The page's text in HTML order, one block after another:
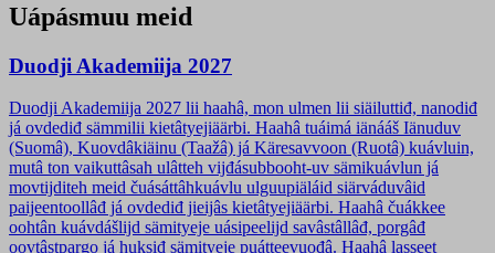
Uápásmuu meid
Duodji Akademiija 2027
Duodji Akademiija 2027 lii haahâ, mon ulmen lii siäiluttiđ, nanodiđ
já ovdediđ sämmilii kietâtyejiäärbi. Haahâ tuáimá iänááš Iänuduv
(Suomâ), Kuovdâkiäinu (Taažâ) já Käresavvoon (Ruotâ) kuávluin,
mutâ ton vaikuttâsah ulâtteh vijđásubbooht-uv sämikuávlun já
movtijditeh meid čuásáttâhkuávlu ulguupiäláid siärváduvâid
paijeentoollâđ já ovdediđ jieijâs kietâtyejiäärbi. Haahâ čuákkee
oohtân kuávdášlijd sämityeje uásipeelijd savâstâllâđ, porgâđ
oovtâstpargo já huksiđ sämityeje puátteevuođâ. Haahâ lasseet